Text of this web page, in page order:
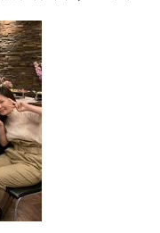
v
i
g
a
t
i
o
n